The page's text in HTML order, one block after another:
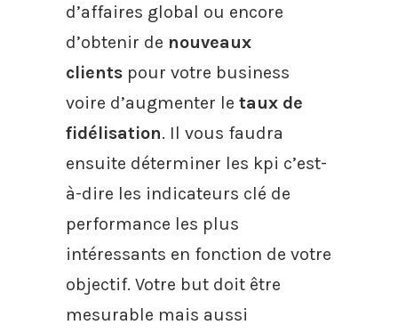
d’affaires global ou encore
d’obtenir de nouveaux
clients pour votre business
voire d’augmenter le taux de
fidélisation. Il vous faudra
ensuite déterminer les kpi c’est-
à-dire les indicateurs clé de
performance les plus
intéressants en fonction de votre
objectif. Votre but doit être
mesurable mais aussi